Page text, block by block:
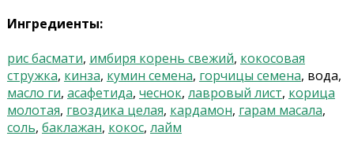
Ингредиенты:
рис басмати, имбиря корень свежий, кокосовая
стружка, кинза, кумин семена, горчицы семена, вода,
масло ги, асафетида, чеснок, лавровый лист, корица
молотая, гвоздика целая, кардамон, гарам масала,
соль, баклажан, кокос, лайм